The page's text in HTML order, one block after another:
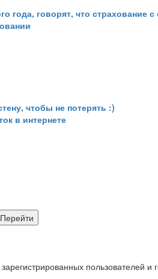
года, говорят, что
чтобы не потерять :)
в интернете
пользователей и